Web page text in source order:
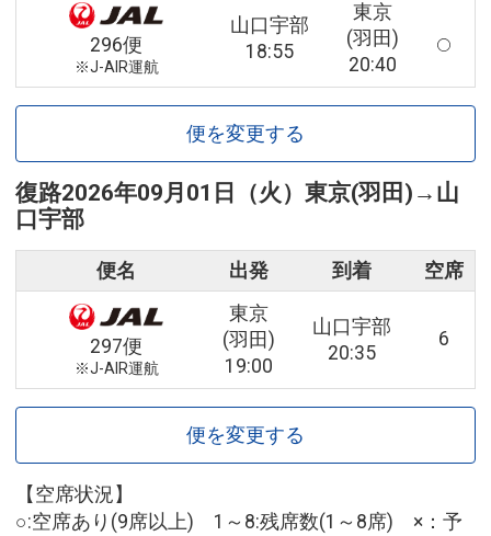
296便
※J-AIR運航
山口宇部
18:55
東京
(羽田)
20:40
便を変更する
復路2026年09月01日（火） 東京(羽田) → 山
口宇部
便名 出発 到着 空席
297便
※J-AIR運航
東京
(羽田)
19:00
山口宇部
20:35
6
便を変更する
【空席状況】
○:空席あり(9席以上) 1～8:残席数(1～8席) ×：予